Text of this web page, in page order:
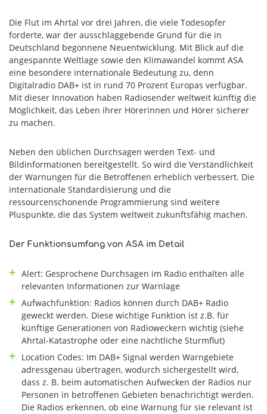
Die Flut im Ahrtal vor drei Jahren, die viele Todesopfer
forderte, war der ausschlaggebende Grund für die in
Deutschland begonnene Neuentwicklung. Mit Blick auf die
angespannte Weltlage sowie den Klimawandel kommt ASA
eine besondere internationale Bedeutung zu, denn
Digitalradio DAB+ ist in rund 70 Prozent Europas verfügbar.
Mit dieser Innovation haben Radiosender weltweit künftig die
Möglichkeit, das Leben ihrer Hörerinnen und Hörer sicherer
zu machen.
Neben den üblichen Durchsagen werden Text- und
Bildinformationen bereitgestellt. So wird die Verständlichkeit
der Warnungen für die Betroffenen erheblich verbessert. Die
internationale Standardisierung und die
ressourcenschonende Programmierung sind weitere
Pluspunkte, die das System weltweit zukunftsfähig machen.
Der Funktionsumfang von ASA im Detail
Alert: Gesprochene Durchsagen im Radio enthalten alle
relevanten Informationen zur Warnlage
Aufwachfunktion: Radios können durch DAB+ Radio
geweckt werden. Diese wichtige Funktion ist z.B. für
künftige Generationen von Radioweckern wichtig (siehe
Ahrtal-Katastrophe oder eine nächtliche Sturmflut)
Location Codes: Im DAB+ Signal werden Warngebiete
adressgenau übertragen, wodurch sichergestellt wird,
dass z. B. beim automatischen Aufwecken der Radios nur
Personen in betroffenen Gebieten benachrichtigt werden.
Die Radios erkennen, ob eine Warnung für sie relevant ist